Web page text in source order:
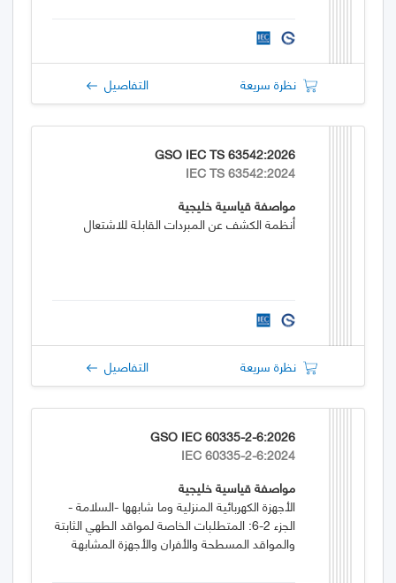
نظرة سريعة التفاصيل
GSO IEC TS 63542:2026
IEC TS 63542:2024
مواصفة قياسية خليجية
أنظمة الكشف عن المبردات القابلة للاشتعال
نظرة سريعة التفاصيل
GSO IEC 60335-2-6:2026
IEC 60335-2-6:2024
مواصفة قياسية خليجية
الأجهزة الكهربائية المنزلية وما شابهها -السلامة -
الجزء 2-6: المتطلبات الخاصة لمواقد الطهي الثابتة
والمواقد المسطحة والأفران والأجهزة المشابهة